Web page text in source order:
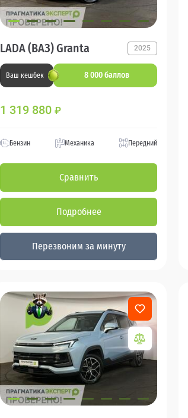
LADA (ВАЗ) Granta 2025
Ваш кешбек 8 000 баллов
1 319 880 ₽
Бензин Механика Передний
Сравнить
Подробнее
Перезвоним за минуту